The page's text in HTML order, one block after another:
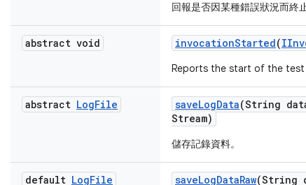
回報是否因某種錯誤狀況而終
abstract void invocationStarted(
Reports the start of the test
abstract LogFile saveLogData(String
Stream)
儲存記錄資料。
default LogFile saveLogDataRaw(String